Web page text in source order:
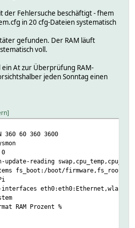
der Fehlersuche beschäftigt - fhem
in 20 cfg-Dateien systematisch
gefunden. Der RAM läuft
voll.
ein At zur Überprüfung RAM-
jeden Sonntag einen
360 60 360 3600
update-reading
fs_boot:/boot/firmware,fs_root:/
RAM Prozent %